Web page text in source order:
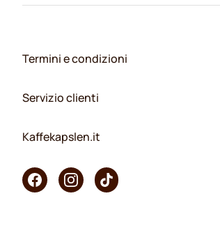
Termini e condizioni
Servizio clienti
Kaffekapslen.it